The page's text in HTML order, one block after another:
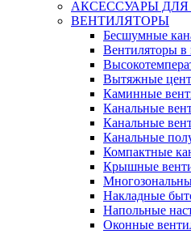
АКСЕССУАРЫ
ВЕНТИЛЯТОРЫ
Бесшумные
Вентиляторы в
Вытяжные
Каминные
Канальные
Канальные
Канальные
Компактные
Крышные
Накладные
Напольные
Оконные